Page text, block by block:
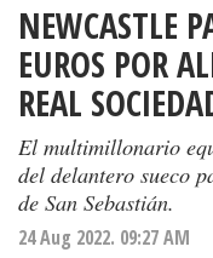
NEWCASTLE
EUROS POR
REAL
El multimillonario
del delantero sueco
de San Sebastián.
24 Aug 2022. 09:27 AM